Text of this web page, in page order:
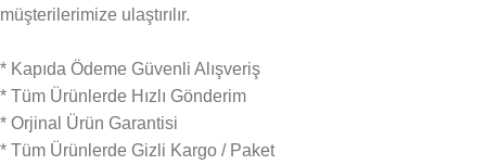
müşterilerimize ulaştırılır.
* Kapıda Ödeme Güvenli Alışveriş
* Tüm Ürünlerde Hızlı Gönderim
* Orjinal Ürün Garantisi
* Tüm Ürünlerde Gizli Kargo / Paket